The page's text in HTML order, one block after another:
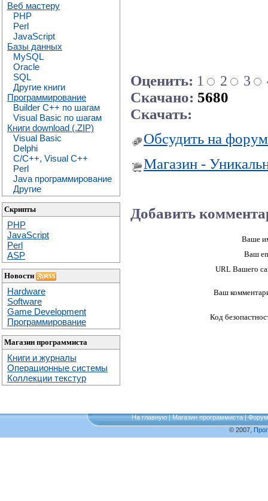
Веб мастеру
PHP
Perl
JavaScript
Базы данных
MySQL
Oracle
SQL
Другие книги
Программирование
Builder C++ по шагам
Visual Basic по шагам
Книги download (.ZIP)
Visual Basic
Delphi
C/C++, Visual C++
Perl
Java программирование
Другие
Скрипты
PHP
JavaScript
Perl
ASP
Новости
Hardware
Software
Game Development
Программирование
Магазин программиста
Книги и журналы
Операционные системы
Коллекции текстур
Оценить: 1 2 3
Скачано: 5680
Скачать:
Обсудить на
Магазин -
Добавить
Ваше
Ваш
URL Вашего
Ваш
Код
На главную|Магазин программиста|Форум
© 2007,